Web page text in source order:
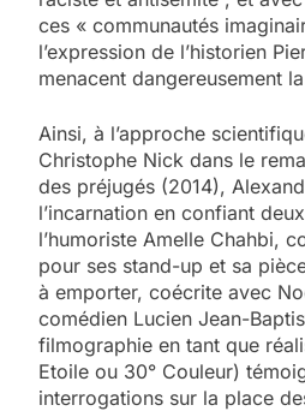
ces « communautés
l’expression de l’historien
menacent dangereusement
Ainsi, à l’approche
Christophe Nick dans le
des préjugés (2014),
l’incarnation en confiant
l’humoriste Amelle Chahbi,
pour ses stand-up et sa
à emporter, coécrite avec
comédien Lucien Jean-
filmographie en tant que
Etoile ou 30° Couleur)
interrogations sur la place